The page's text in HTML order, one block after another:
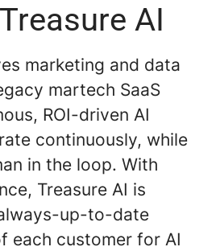
AI
marketing and data
martech SaaS
ROI-driven AI
continuously, while
in the loop. With
Treasure AI is
up-to-date
each customer for AI